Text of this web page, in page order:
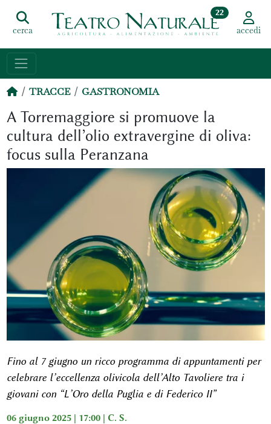
cerca
22
accedi
TRACCE GASTRONOMIA
A Torremaggiore si promuove la
cultura dell’olio extravergine di oliva:
focus sulla Peranzana
Fino al 7 giugno un ricco programma di appuntamenti per
celebrare l’eccellenza olivicola dell’Alto Tavoliere tra i
giovani con “L’Oro della Puglia e di Federico II”
06 giugno 2025 | 17:00 | C. S.